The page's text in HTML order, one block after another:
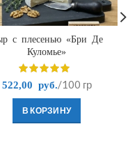
с плесенью «Бри Де
Куломье»
522,00 руб. /100 гр
В КОРЗИНУ